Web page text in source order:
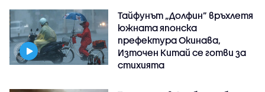
Тайфунът „Долфин” връхлетя
южната японска
префектура Окинава,
Източен Китай се готви за
стихията